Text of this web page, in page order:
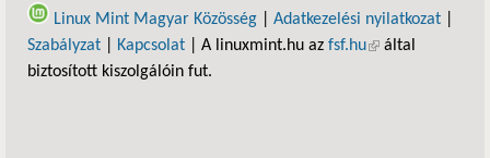
Linux Mint Magyar Közösség
Adatkezelési nyilatkozat
Szabályzat
Kapcsolat | A linuxmint.hu az fsf.hu(külső hivatkozás)
által
biztosított kiszolgálóin fut.